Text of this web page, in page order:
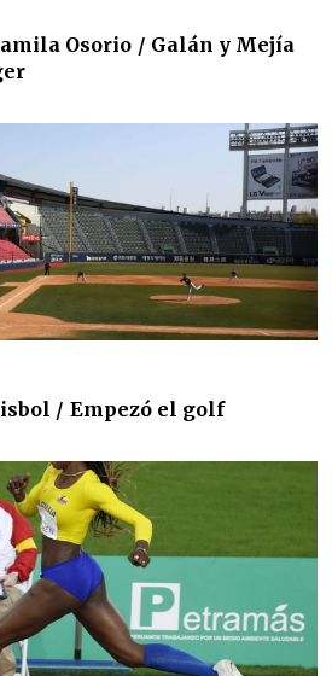
Osorio / Galán y Mejía
/ Empezó el golf